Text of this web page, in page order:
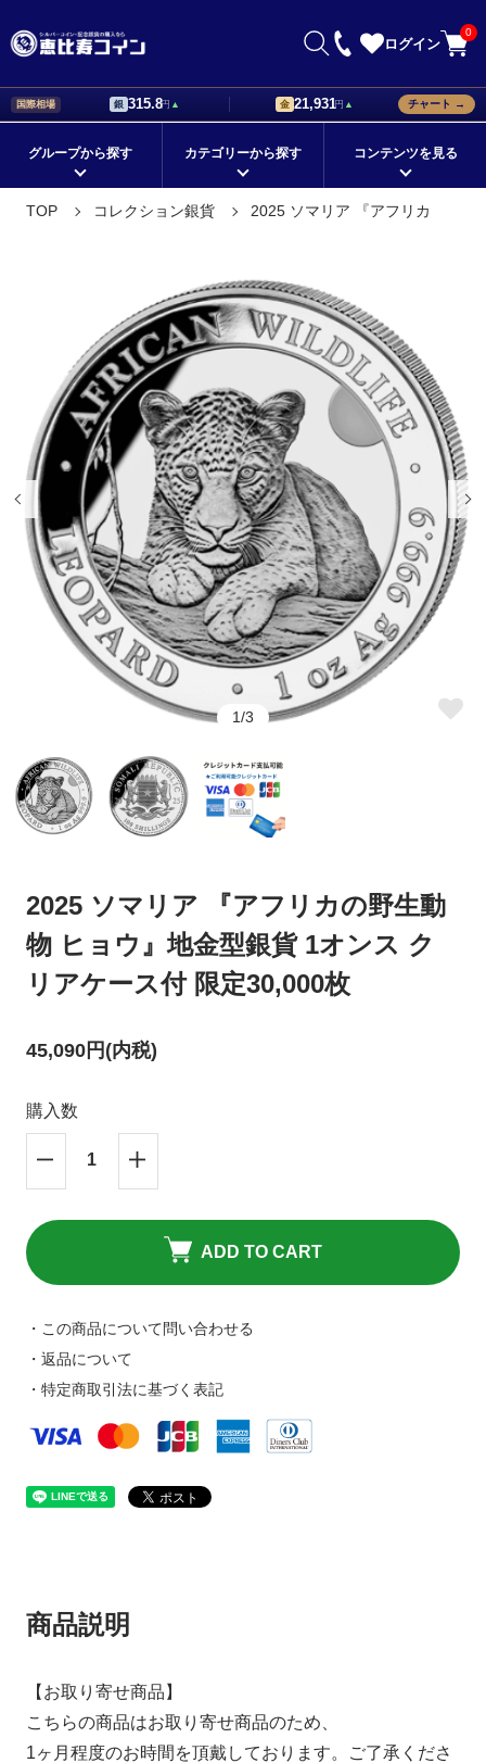
ログイン
0
国際相場 銀 315.8円 ▲ 金 21,931円 ▲ チャート →
グループから探す カテゴリーから探す コンテンツを見る
在庫ありの商品 国から探す
定番の地金型銀貨 コレクションに最適！
プレゼントにオススメ！ ★新着順すべての商品
鑑定済みコイン 人気のカラーコイン
クリスマスギフト
メイプルリーフ銀貨 イーグル銀貨
ドナルド・トランプ デザイン
ゲルマニア銀貨 コレクション銀貨
金貨 プラチナ
パラジウム スリーグレイセス（三美神）
ウナとライオン カンガルー銀貨
コアラ銀貨 カワセミ銀貨
クルーガーランド銀貨 パンダ銀貨
リベルタード銀貨 エレファント銀貨
ロイヤルミントコイン シルバーラウンド
初心者が知っておきたい銀貨の
銀貨の値段はどう決まる？価格
つくポイントをチェック
ントとは
海外銀貨の価値と人気が上がる
理由について解説
外国銀貨を集めて珍しい銀貨の
コレクションを作ろう
価値のある外国銀貨の特徴を購
入前に知ろう
銀貨の販売店で珍しいコレクシ
ョン品を手に入れよう
銀貨を通販で購入できる方法。
そのメリットとは
銀貨の相場と事前に調べておく
メリットとは
銀貨をコレクションするなら評
判を調べておこう
銀貨の買取方法と高値にする方
法について解説
銀貨の口コミで押さえたいポイ
ントや見方、注意点とは
コレクションに最適！おすすめ
の銀貨を紹介
銀貨が人気の理由は？注目が集
まっている種類を解説
銀貨の購入方法とは？ネットで
完結する通販がおすすめ
銀貨の相場は？価格が上がる理
銀貨の価値を見極める方法と
銀貨で投資は可能！その理由と
方法とは
記念銀貨とは？その種類と人気
クーポンのご利用方法
クレジット決済がうまくいかな
い場合
キャンセルポリシーについて HPリニューアルのお知らせ
TOP コレクション銀貨 2025 ソマリア 『アフリカ
1/3
2025 ソマリア 『アフリカの野生動
物 ヒョウ』地金型銀貨 1オンス ク
リアケース付 限定30,000枚
45,090円(内税)
購入数
ADD TO CART
・この商品について問い合わせる
・返品について
・特定商取引法に基づく表記
商品説明
【お取り寄せ商品】
こちらの商品はお取り寄せ商品のため、
1ヶ月程度のお時間を頂戴しております。ご了承くださ